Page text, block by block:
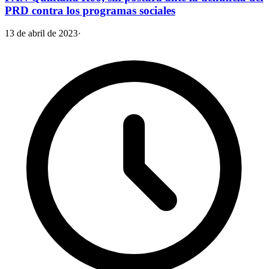
PRD contra los programas sociales
13 de abril de 2023·